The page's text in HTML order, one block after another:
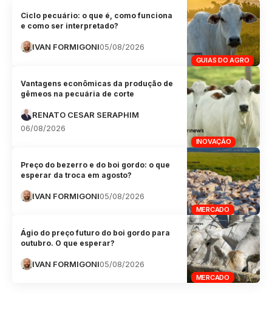
GUIAS DO AGRO
Ciclo pecuário: o que é, como funciona
e como ser interpretado?
IVAN FORMIGONI05/08/2026
INOVAÇÃO
Vantagens econômicas da produção de
gêmeos na pecuária de corte
RENATO CESAR SERAPHIM
06/08/2026
MERCADO
Preço do bezerro e do boi gordo: o que
esperar da troca em agosto?
IVAN FORMIGONI05/08/2026
MERCADO
Ágio do preço futuro do boi gordo para
outubro. O que esperar?
IVAN FORMIGONI05/08/2026